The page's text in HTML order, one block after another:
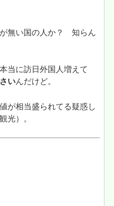
無い国の人か？ 知らん
当に訪日外国人増えて
いんだけど。
が相当盛られてる疑惑し
光）。